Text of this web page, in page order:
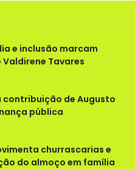
e inclusão marcam
Tavares
de Augusto
pública
churrascarias e
do almoço em família